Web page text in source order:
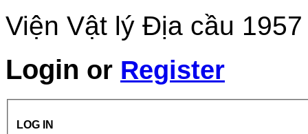
Viện Vật lý Địa cầu
Login or Register
LOG IN